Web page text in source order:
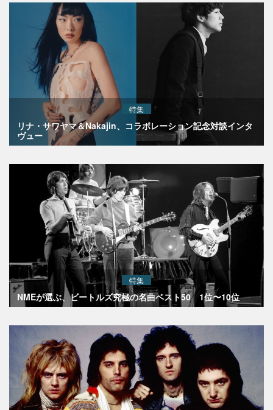
特集
リナ・サワヤマ＆Nakajin、コラボレーション記念対談インタ
ヴュー
特集
NMEが選ぶ、ビートルズ究極の名曲ベスト50 1位〜10位